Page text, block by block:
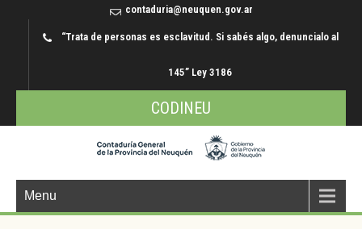
contaduria@neuquen.gov.ar
“Trata de personas es esclavitud. Si sabés algo, denuncialo al
145” Ley 3186
CODINEU
Menu